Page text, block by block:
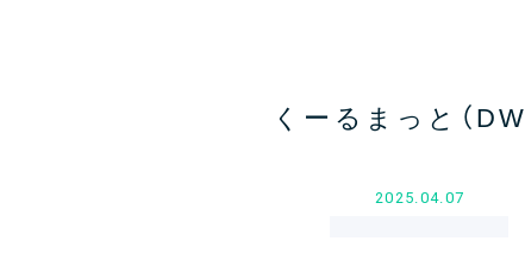
くーるまっと（
2025.04.07